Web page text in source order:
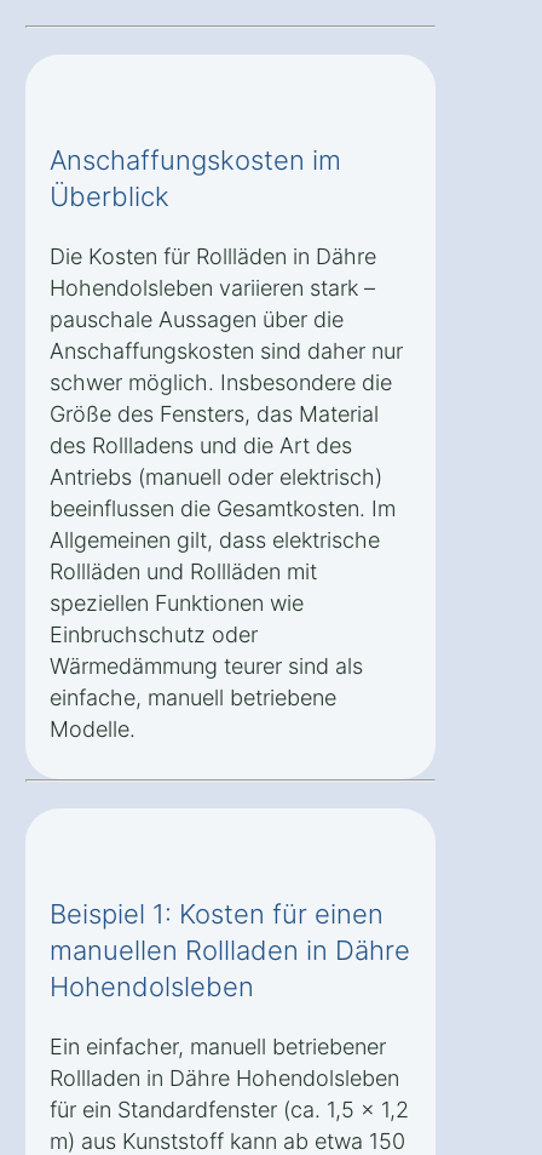
Anschaffungskosten im
Überblick
Die Kosten für Rollläden in Dähre
Hohendolsleben variieren stark –
pauschale Aussagen über die
Anschaffungskosten sind daher nur
schwer möglich. Insbesondere die
Größe des Fensters, das Material
des Rollladens und die Art des
Antriebs (manuell oder elektrisch)
beeinflussen die Gesamtkosten. Im
Allgemeinen gilt, dass elektrische
Rollläden und Rollläden mit
speziellen Funktionen wie
Einbruchschutz oder
Wärmedämmung teurer sind als
einfache, manuell betriebene
Modelle.
Beispiel 1: Kosten für einen
manuellen Rollladen in Dähre
Hohendolsleben
Ein einfacher, manuell betriebener
Rollladen in Dähre Hohendolsleben
für ein Standardfenster (ca. 1,5 x 1,2
m) aus Kunststoff kann ab etwa 150